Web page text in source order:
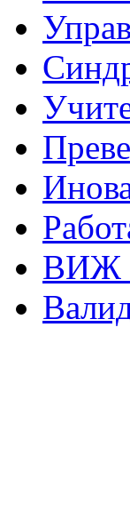
ВИЖ